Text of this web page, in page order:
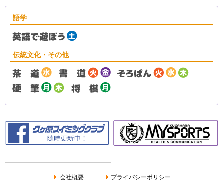
語学
伝統文化・その他
会社概要 プライバシーポリシー